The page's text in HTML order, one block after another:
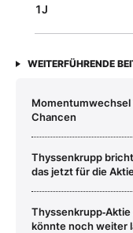
1J
WEITERFÜHRENDE
Momentumwechsel
Chancen
Thyssenkrupp
das jetzt für die
könnte noch weiter